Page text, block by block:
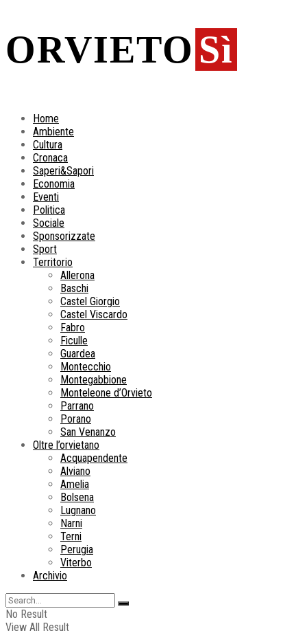
ORVIETO Sì
Home
Ambiente
Cultura
Cronaca
Saperi&Sapori
Economia
Eventi
Politica
Sociale
Sponsorizzate
Sport
Territorio
Allerona
Baschi
Castel Giorgio
Castel Viscardo
Fabro
Ficulle
Guardea
Montecchio
Montegabbione
Monteleone d’Orvieto
Parrano
Porano
San Venanzo
Oltre l’orvietano
Acquapendente
Alviano
Amelia
Bolsena
Lugnano
Narni
Terni
Perugia
Viterbo
Archivio
No Result
View All Result